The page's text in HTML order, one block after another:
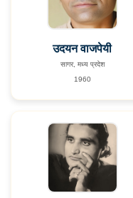
उदयन वाजपेयी
सागर, मध्य प्रदेश
1960